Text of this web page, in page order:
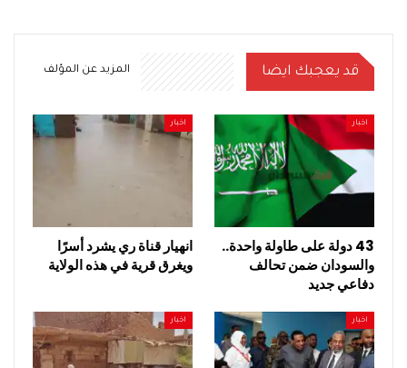
قد يعجبك ايضا المزيد عن المؤلف
اخبار
43 دولة على طاولة واحدة..
والسودان ضمن تحالف
دفاعي جديد
اخبار
انهيار قناة ري يشرد أسرًا
ويغرق قرية في هذه الولاية
اخبار اخبار